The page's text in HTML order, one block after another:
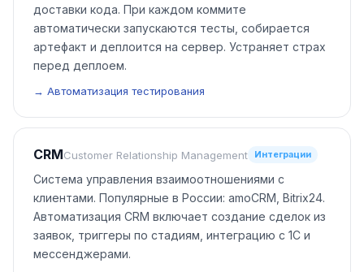
доставки кода. При каждом коммите
автоматически запускаются тесты, собирается
артефакт и деплоится на сервер. Устраняет страх
перед деплоем.
→ Автоматизация тестирования
CRMCustomer Relationship Management Интеграции
Система управления взаимоотношениями с
клиентами. Популярные в России: amoCRM, Bitrix24.
Автоматизация CRM включает создание сделок из
заявок, триггеры по стадиям, интеграцию с 1С и
мессенджерами.